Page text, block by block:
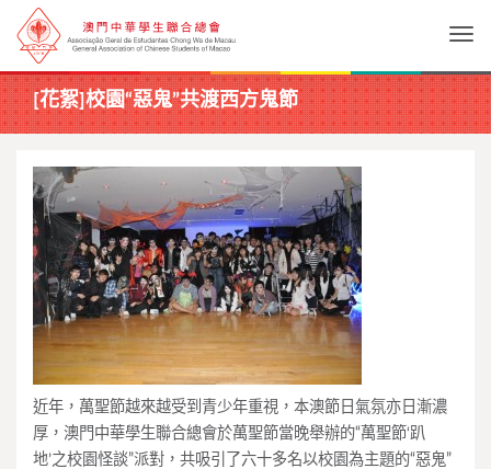
[花絮]校園“惡鬼”共渡西方鬼節
近年，萬聖節越來越受到青少年重視，本澳節日氣氛亦日漸濃
厚，澳門中華學生聯合總會於萬聖節當晚舉辦的“萬聖節‘趴
地’之校園怪談”派對，共吸引了六十多名以校園為主題的“惡鬼”